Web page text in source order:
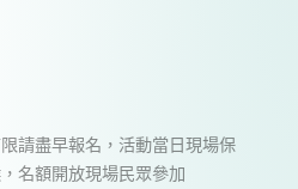
請盡早報名，活動當日現場保
名額開放現場民眾參加